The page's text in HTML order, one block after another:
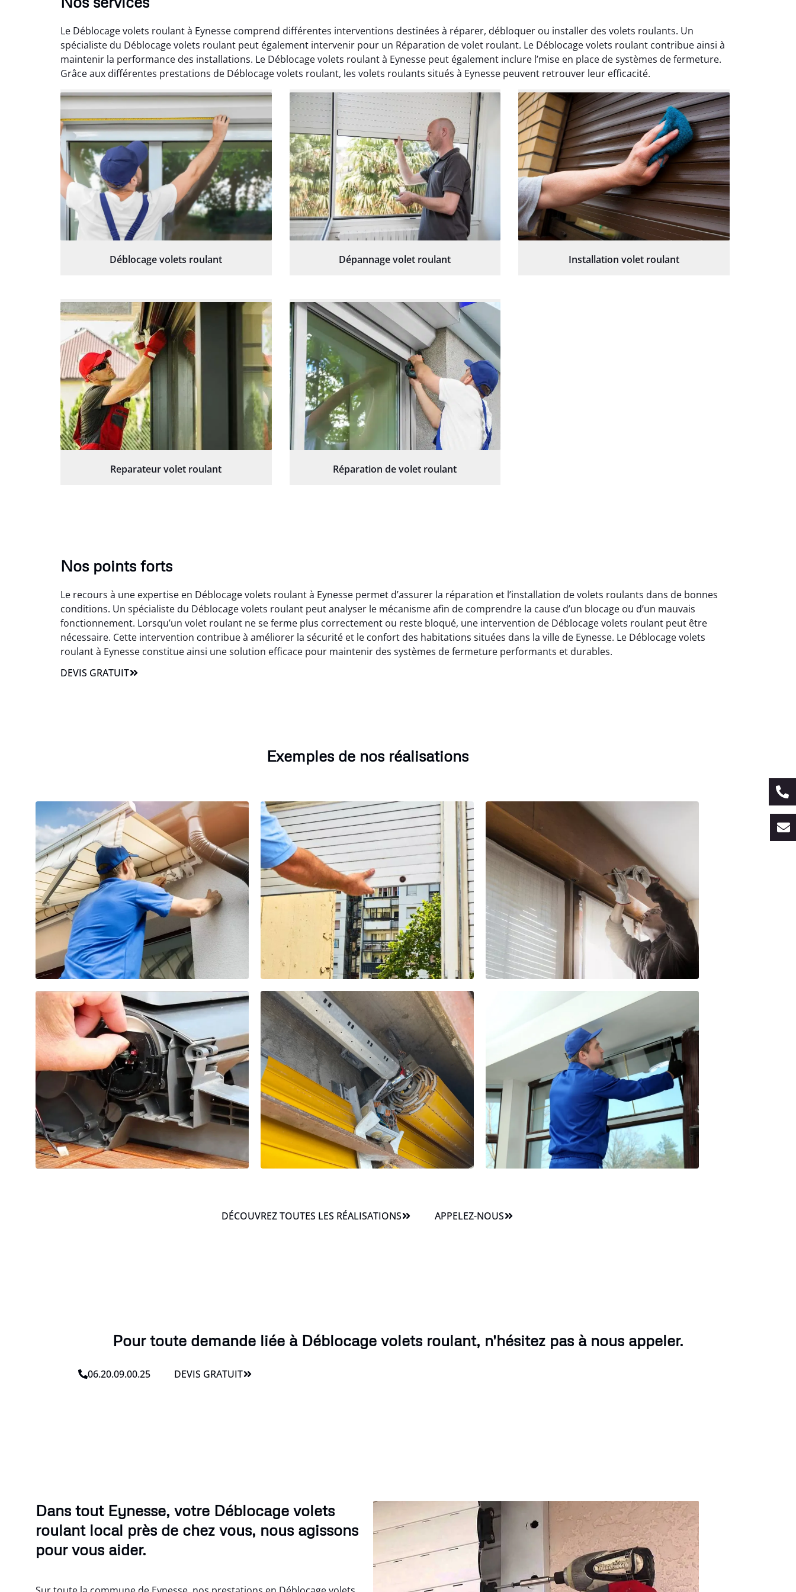
Le Déblocage volets roulant à Eynesse comprend différentes interventions destinées à réparer, débloquer ou installer des volets roulants. Un
spécialiste du Déblocage volets roulant peut également intervenir pour un Réparation de volet roulant. Le Déblocage volets roulant contribue ainsi à
maintenir la performance des installations. Le Déblocage volets roulant à Eynesse peut également inclure l’mise en place de systèmes de fermeture.
Grâce aux différentes prestations de Déblocage volets roulant, les volets roulants situés à Eynesse peuvent retrouver leur efficacité.
Déblocage volets roulant Dépannage volet roulant Installation volet roulant
Reparateur volet roulant Réparation de volet roulant
Nos points forts
Le recours à une expertise en Déblocage volets roulant à Eynesse permet d’assurer la réparation et l’installation de volets roulants dans de bonnes
conditions. Un spécialiste du Déblocage volets roulant peut analyser le mécanisme afin de comprendre la cause d’un blocage ou d’un mauvais
fonctionnement. Lorsqu’un volet roulant ne se ferme plus correctement ou reste bloqué, une intervention de Déblocage volets roulant peut être
nécessaire. Cette intervention contribue à améliorer la sécurité et le confort des habitations situées dans la ville de Eynesse. Le Déblocage volets
roulant à Eynesse constitue ainsi une solution efficace pour maintenir des systèmes de fermeture performants et durables.
DEVIS GRATUIT
Exemples de nos réalisations
DÉCOUVREZ TOUTES LES RÉALISATIONS APPELEZ-NOUS
Pour toute demande liée à Déblocage volets roulant, n'hésitez pas à nous appeler.
06.20.09.00.25 DEVIS GRATUIT
Dans tout Eynesse, votre Déblocage volets
roulant local près de chez vous, nous agissons
pour vous aider.